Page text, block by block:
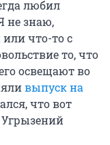
любил
не знаю,
что-то с
то, что
освещают во
выпуск на
что вот